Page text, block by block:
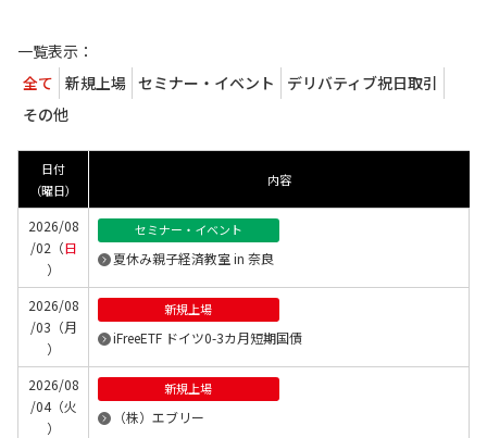
一覧表示：
全て 新規上場 セミナー・イベント
デリバティブ祝日取引
その他
日付
（曜日）
内容
2026/08
/02（日
）
セミナー・イベント
夏休み親子経済教室 in 奈良
2026/08
/03（月
）
新規上場
iFreeETF ドイツ0-3カ月短期国債
2026/08
/04（火
）
新規上場
（株）エブリー